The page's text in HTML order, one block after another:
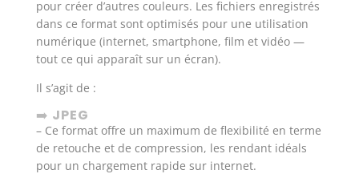
pour créer d’autres couleurs. Les fichiers enregistrés
dans ce format sont optimisés pour une utilisation
numérique (internet, smartphone, film et vidéo —
tout ce qui apparaît sur un écran).
Il s’agit de :
➡️ JPEG
– Ce format offre un maximum de flexibilité en terme
de retouche et de compression, les rendant idéals
pour un chargement rapide sur internet.